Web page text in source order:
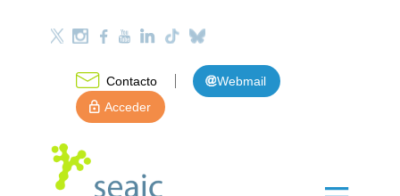
Contacto
Webmail
Acceder